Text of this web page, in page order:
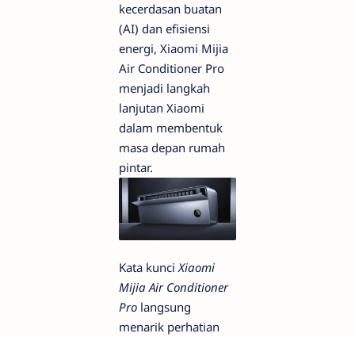
kecerdasan buatan
(AI) dan efisiensi
energi, Xiaomi Mijia
Air Conditioner Pro
menjadi langkah
lanjutan Xiaomi
dalam membentuk
masa depan rumah
pintar.
Kata kunci Xiaomi
Mijia Air Conditioner
Pro langsung
menarik perhatian